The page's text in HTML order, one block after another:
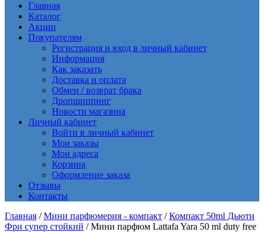
Главная
Каталог
Акции
Покупателям
Регистрация и вход в личный кабинет
Информация
Как заказать
Доставка и оплата
Обмен / возврат брака
Дропшиппинг
Новости магазина
Личный кабинет
Войти в личный кабинет
Мои заказы
Мои адреса
Корзина
Оформление заказа
Отзывы
Контакты
Главная /Мини парфюмерия - компакт /Компакт 50ml Дьюти
Фри супер стойкий / Мини парфюм Lattafa Yara 50 ml duty free